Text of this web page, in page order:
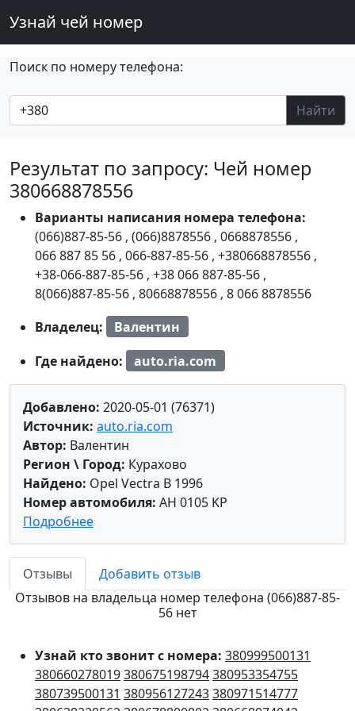
Узнай чей номер
Поиск по номеру телефона:
Найти
Результат по запросу: Чей номер
380668878556
Варианты написания номера телефона:
(066)887-85-56 , (066)8878556 , 0668878556 ,
066 887 85 56 , 066-887-85-56 , +380668878556 ,
+38-066-887-85-56 , +38 066 887-85-56 ,
8(066)887-85-56 , 80668878556 , 8 066 8878556
Владелец:
Валентин
Где найдено:
auto.ria.com
Добавлено: 2020-05-01 (76371)
Источник: auto.ria.com
Автор: Валентин
Регион \ Город: Курахово
Найдено: Opel Vectra B 1996
Номер автомобиля: AH 0105 KP
Подробнее
Отзывы
Добавить отзыв
Отзывов на владельца номер телефона (066)887-85-
56 нет
Узнай кто звонит с номера: 380999500131
380660278019380675198794380953354755
380739500131 380956127243380971514777